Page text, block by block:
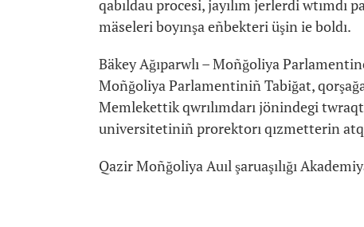
qabıldau procesi, jayılım jerlerdi
mäseleri boyınşa eñbekteri üşin ie boldı.
Bäkey Ağıparwlı – Moñğoliya
Moñğoliya Parlamentiniñ Tabiğat,
Memlekettik qwrılımdarı jönindegi
universitetiniñ prorektorı qızmetterin
Qazir Moñğoliya Auıl şaruaşılığı